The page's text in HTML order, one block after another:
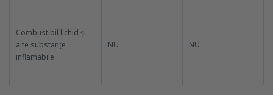
Combustibil lichid și
alte substanțe
inflamabile
NU NU